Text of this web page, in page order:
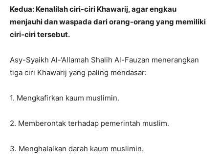
Kedua: Kenalilah ciri-ciri Khawarij, agar engkau
menjauhi dan waspada dari orang-orang yang memiliki
ciri-ciri tersebut.
Asy-Syaikh Al-‘Allamah Shalih Al-Fauzan menerangkan
tiga ciri Khawarij yang paling mendasar:
1. Mengkafirkan kaum muslimin.
2. Memberontak terhadap pemerintah muslim.
3. Menghalalkan darah kaum muslimin.